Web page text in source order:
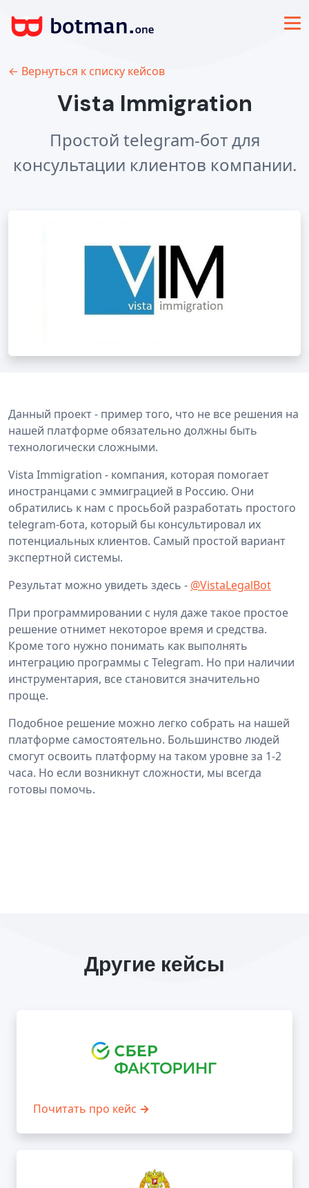
← Вернуться к списку кейсов
Vista Immigration
Простой telegram-бот для
консультации клиентов компании.
Данный проект - пример того, что не все решения на
нашей платформе обязательно должны быть
технологически сложными.
Vista Immigration - компания, которая помогает
иностранцами с эммиграцией в Россию. Они
обратились к нам с просьбой разработать простого
telegram-бота, который бы консультировал их
потенциальных клиентов. Самый простой вариант
экспертной системы.
Результат можно увидеть здесь - @VistaLegalBot
При программировании с нуля даже такое простое
решение отнимет некоторое время и средства.
Кроме того нужно понимать как выполнять
интеграцию программы с Telegram. Но при наличии
инструментария, все становится значительно
проще.
Подобное решение можно легко собрать на нашей
платформе самостоятельно. Большинство людей
смогут освоить платформу на таком уровне за 1-2
часа. Но если возникнут сложности, мы всегда
готовы помочь.
Другие кейсы
Почитать про кейс →